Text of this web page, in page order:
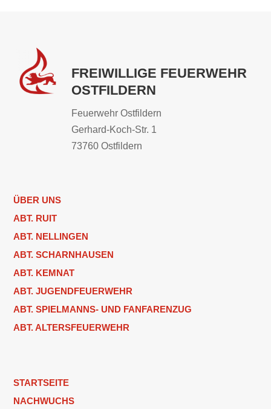
FREIWILLIGE FEUERWEHR
OSTFILDERN
Feuerwehr Ostfildern
Gerhard-Koch-Str. 1
73760 Ostfildern
ÜBER UNS
ABT. RUIT
ABT. NELLINGEN
ABT. SCHARNHAUSEN
ABT. KEMNAT
ABT. JUGENDFEUERWEHR
ABT. SPIELMANNS- UND FANFARENZUG
ABT. ALTERSFEUERWEHR
STARTSEITE
NACHWUCHS